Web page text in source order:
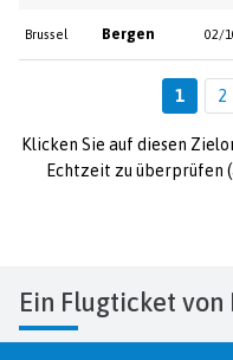
Brussel Bergen 02/
1 2
Klicken Sie auf diesen
Echtzeit zu überprüfen
Ein Flugticket